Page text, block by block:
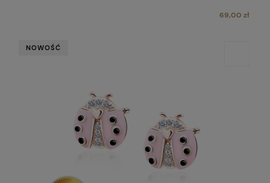
69,00 zł
NOWOŚĆ